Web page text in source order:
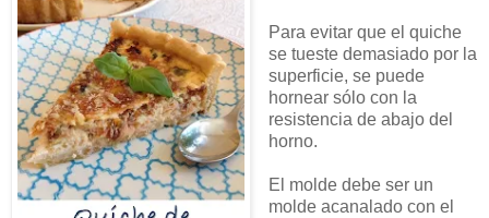
Para evitar que el quiche
se tueste demasiado por la
superficie, se puede
hornear sólo con la
resistencia de abajo del
horno.
El molde debe ser un
molde acanalado con el